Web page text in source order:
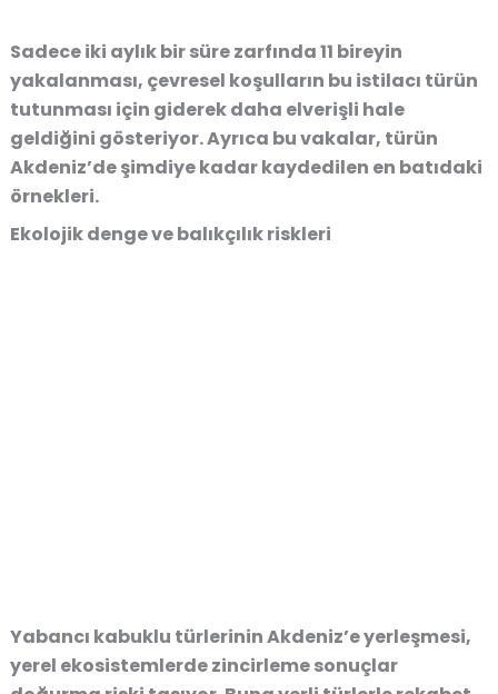
Sadece iki aylık bir süre zarfında 11 bireyin
yakalanması, çevresel koşulların bu istilacı türün
tutunması için giderek daha elverişli hale
geldiğini gösteriyor. Ayrıca bu vakalar, türün
Akdeniz’de şimdiye kadar kaydedilen en batıdaki
örnekleri.
Ekolojik denge ve balıkçılık riskleri
Yabancı kabuklu türlerinin Akdeniz’e yerleşmesi,
yerel ekosistemlerde zincirleme sonuçlar